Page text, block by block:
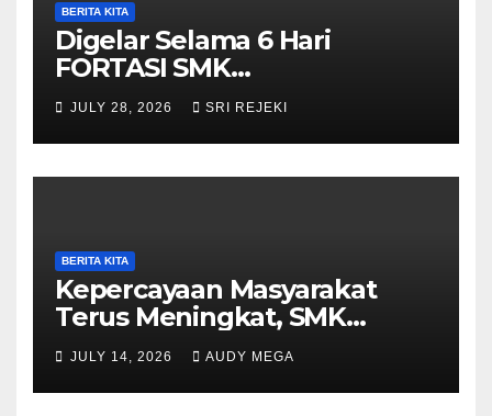
BERITA KITA
Digelar Selama 6 Hari
FORTASI SMK
Muhammadiyah 5
Purwantoro Berjalan Lancar,
Meriah, dan Penuh
Semangat
JULY 28, 2026 SRI REJEKI
BERITA KITA
Kepercayaan Masyarakat
Terus Meningkat, SMK
Muhammadiyah 5
Purwantoro Sambut 376
Peserta Didik Baru
JULY 14, 2026 AUDY MEGA